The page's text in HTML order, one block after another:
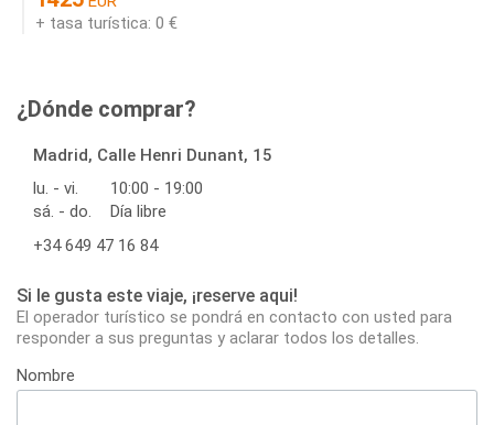
+ tasa turística: 0 €
¿Dónde comprar?
Madrid, Calle Henri Dunant, 15
lu. - vi.
10:00 - 19:00
sá. - do.
Día libre
+34 649 47 16 84
Si le gusta este viaje, ¡reserve aqui!
El operador turístico se pondrá en contacto con usted para
responder a sus preguntas y aclarar todos los detalles.
Nombre